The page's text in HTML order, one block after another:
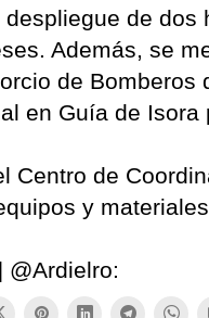
de
Además, se
de Bomberos
en Guía de
Centro de
y
@Ardielro: